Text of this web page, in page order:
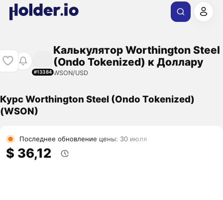
#13384
Калькулятор Worthington Steel
(Ondo Tokenized) к Доллару
WSON/USD
Курс Worthington Steel (Ondo Tokenized)
(WSON)
Последнее обновление цены: 30 июля
$ 36,12